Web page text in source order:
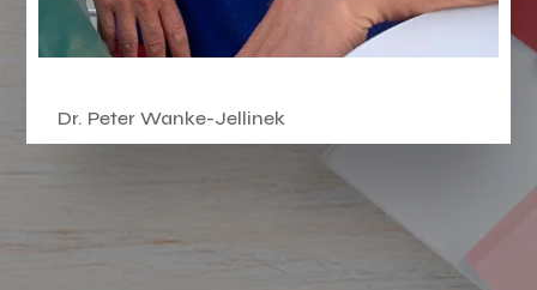
Dr. Peter Wanke-Jellinek